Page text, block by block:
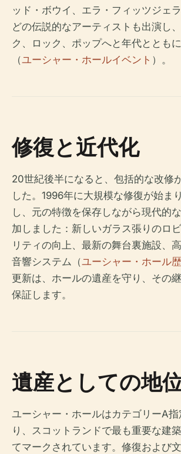
ッド・ボウイ、エラ・フィッツジェ
どの伝説的なアーティストも出演し
ク、ロック、ポップへと年代ととも
（ユーシャー・ホールイベント ）。
修復と近代化
20世紀後半になると、包括的な改修
した。1996年に大規模な修復が始ま
し、元の特徴を保存しながら現代的
加しました：新しいガラス張りのロ
リティの向上、最新の舞台裏施設、
音響システム（ユーシャー・ホール
更新は、ホールの遺産を守り、その
保証します。
遺産としての地
ユーシャー・ホールはカテゴリーA
り、スコットランドで最も重要な建
てマークされています。修復および